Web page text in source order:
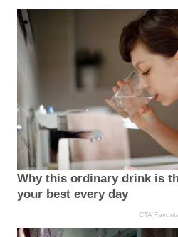
Why this ordinary drink is
your best every day
CTA